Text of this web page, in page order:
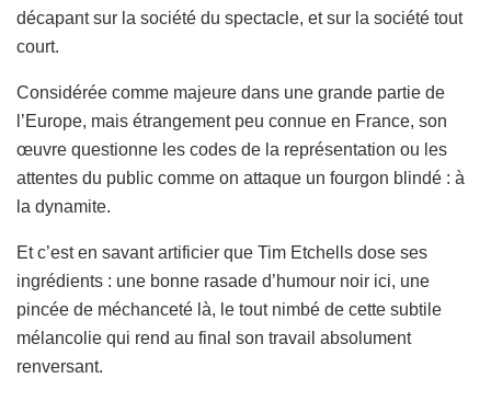
décapant sur la société du spectacle, et sur la société tout
court.
Considérée comme majeure dans une grande partie de
l’Europe, mais étrangement peu connue en France, son
œuvre questionne les codes de la représentation ou les
attentes du public comme on attaque un fourgon blindé : à
la dynamite.
Et c’est en savant artificier que Tim Etchells dose ses
ingrédients : une bonne rasade d’humour noir ici, une
pincée de méchanceté là, le tout nimbé de cette subtile
mélancolie qui rend au final son travail absolument
renversant.